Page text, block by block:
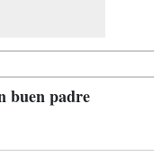
buen padre